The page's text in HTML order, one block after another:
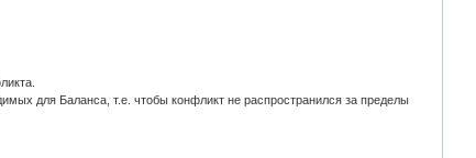
для Баланса, т.е. чтобы конфликт не распространился за пределы